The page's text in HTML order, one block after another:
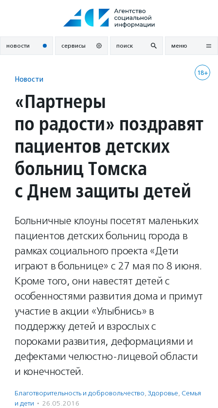
новости сервисы поиск меню
18+
Новости
«Партнеры
по радости» поздравят
пациентов детских
больниц Томска
с Днем защиты детей
Больничные клоуны посетят маленьких
пациентов детских больниц города в
рамках социального проекта «Дети
играют в больнице» с 27 мая по 8 июня.
Кроме того, они навестят детей с
особенностями развития дома и примут
участие в акции «Улыбнись» в
поддержку детей и взрослых с
пороками развития, деформациями и
дефектами челюстно-лицевой области
и конечностей.
Благотвори­тель­ность и доброволь­чест­во, Здоровье, Семья
и дети · 26.05.2016